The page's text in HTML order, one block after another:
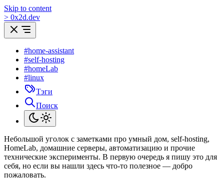
Skip to content
> 0x2d.dev
#home-assistant
#self-hosting
#homeLab
#linux
Тэги
Поиск
Небольшой уголок с заметками про умный дом, self-hosting,
HomeLab, домашние серверы, автоматизацию и прочие
технические эксперименты. В первую очередь я пишу это для
себя, но если вы нашли здесь что-то полезное — добро
пожаловать.